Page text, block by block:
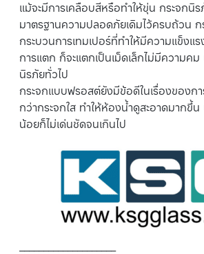
แม้จะมีการเคลือบสีหรือทำให้ขุ่น กระจกนิ
มาตรฐานความปลอดภัยเดิมไว้ครบถ้วน
กระบวนการเทมเปอร์ที่ทำให้มีความแข็งแร
การแตก ก็จะแตกเป็นเม็ดเล็กไม่มีความค
นิรภัยทั่วไป
กระจกแบบฟรอสต์ยังมีข้อดีในเรื่องของก
กว่ากระจกใส ทำให้ห้องน้ำดูสะอาดมากขึ้น
น้อยก็ไม่เด่นชัดจนเกินไป